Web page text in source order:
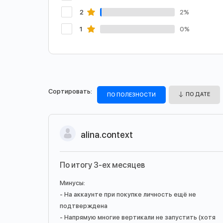
2 2%
1 0%
Сортировать: ПО ПОЛЕЗНОСТИ ПО ДАТЕ
alina.context
По итогу 3-ех месяцев
Минусы:
- На аккаунте при покупке личность ещё не
подтверждена
- Напрямую многие вертикали не запустить (хотя